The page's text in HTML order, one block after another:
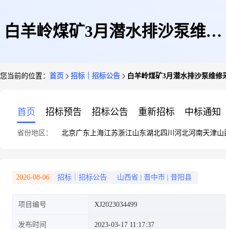
白羊岭煤矿3月潜水排沙泵维修
您当前的位置： 首页 招标｜招标公告 白羊岭煤矿3月潜水排沙泵维修
首页 招标预告 招标公告 重新招标 中标通知
省份地区： 北京广东 上海江苏浙江山东湖北四川 河北河南天津山
2026-08-06 招标｜招标公告 山西省 晋中市 昔阳县
项目编号 XJ2023034499
发布时间 2023-03-17 11:17:37